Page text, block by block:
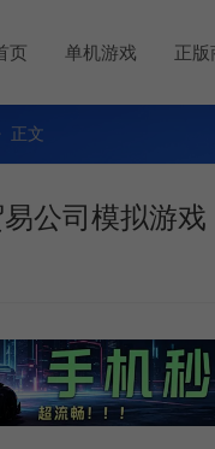
页 单机游戏 正
正文
公司模拟游